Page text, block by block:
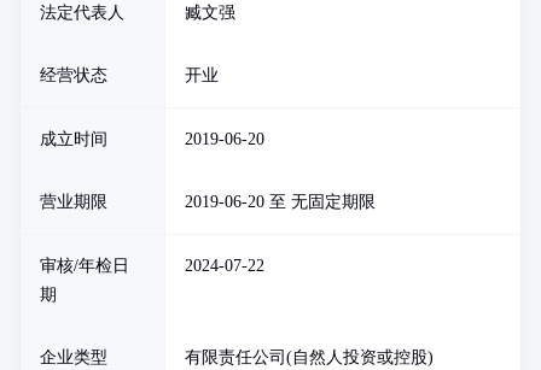
法定代表人 臧文强
经营状态 开业
成立时间 2019-06-20
营业期限 2019-06-20 至 无固定期限
审核/年检日
期
2024-07-22
企业类型 有限责任公司(自然人投资或控股)